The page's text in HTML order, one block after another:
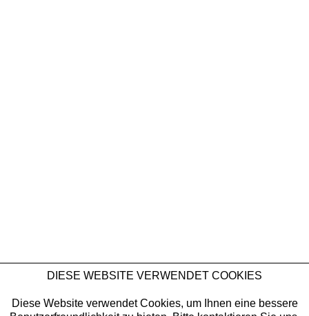
DIESE WEBSITE VERWENDET COOKIES
Diese Website verwendet Cookies, um Ihnen eine bessere